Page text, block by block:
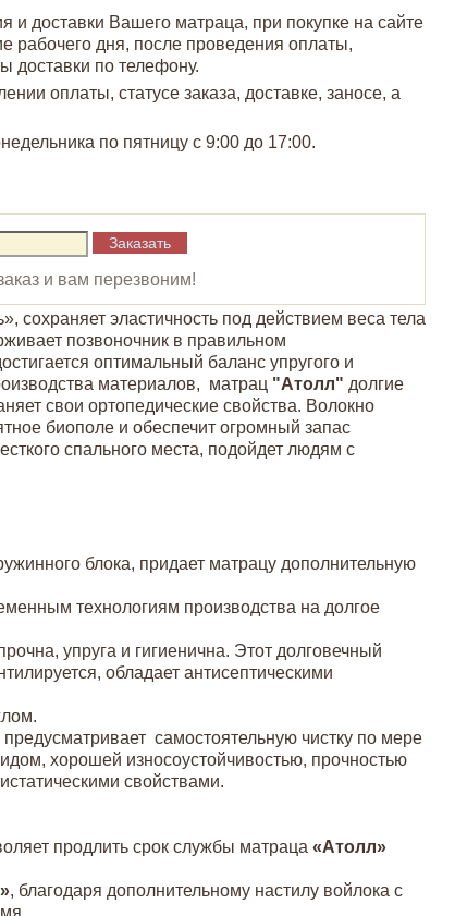
и доставки Вашего матраца, при покупке на сайте
рабочего дня, после проведения оплаты,
доставки по телефону.
оплаты, статусе заказа, доставке, заносе, а
по пятницу с 9:00 до 17:00.
и вам перезвоним!
эластичность под действием веса тела
позвоночник в правильном
оптимальный баланс упругого и
материалов, матрац "Атолл" долгие
свои ортопедические свойства. Волокно
биополе и обеспечит огромный запас
спального места, подойдет людям с
блока, придает матрацу дополнительную
технологиям производства на долгое
упруга и гигиенична. Этот долговечный
обладает антисептическими
самостоятельную чистку по мере
хорошей износоустойчивостью, прочностью
свойствами.
продлить срок службы матраца «Атолл»
, благодаря дополнительному настилу войлока с